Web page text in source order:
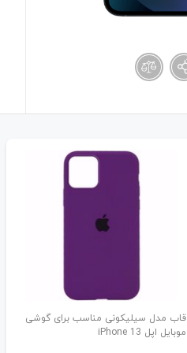
قاب مدل سیلیکونی مناسب برای گوشی
موبایل اپل iPhone 13